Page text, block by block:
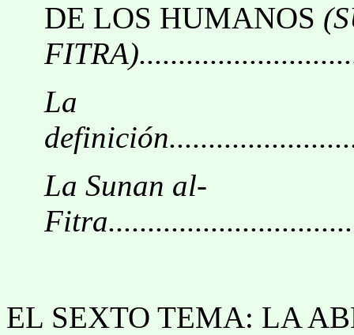
DE LOS HUMANOS
La
La Sunan al-
EL SEXTO TEMA: LA